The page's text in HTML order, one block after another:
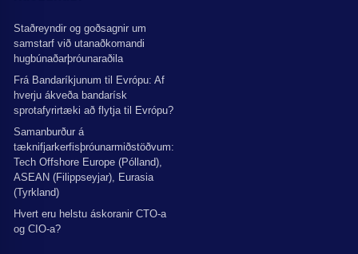
Staðreyndir og goðsagnir um
samstarf við utanaðkomandi
hugbúnaðarþróunaraðila
Frá Bandaríkjunum til Evrópu: Af
hverju ákveða bandarísk
sprotafyrirtæki að flytja til Evrópu?
Samanburður á
tæknifjarkerfisþróunarmiðstöðvum:
Tech Offshore Europe (Pólland),
ASEAN (Filippseyjar), Eurasia
(Tyrkland)
Hvert eru helstu áskoranir CTO-a
og CIO-a?